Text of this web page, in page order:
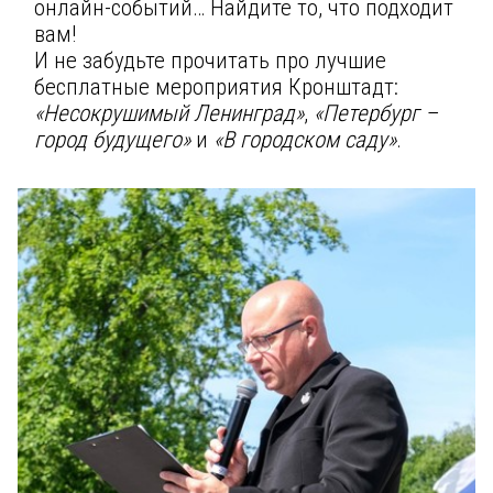
онлайн-событий… Найдите то, что подходит
вам!
И не забудьте прочитать про лучшие
бесплатные мероприятия Кронштадт:
«Несокрушимый Ленинград», «Петербург –
город будущего»и «В городском саду».